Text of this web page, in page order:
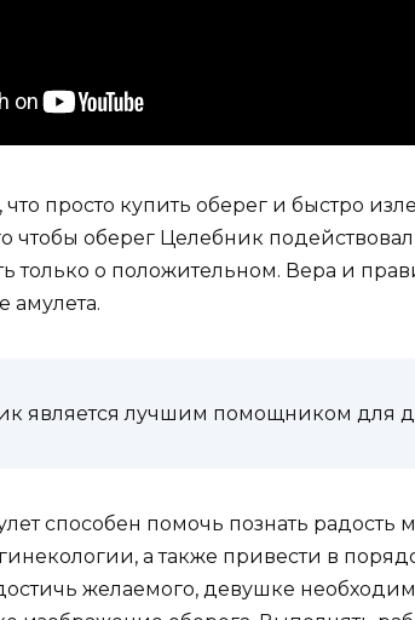
просто купить оберег и быстро
чтобы оберег Целебник
только о положительном. Вера и
амулета.
является лучшим помощником для
способен помочь познать радость
а также привести в
желаемого, девушке